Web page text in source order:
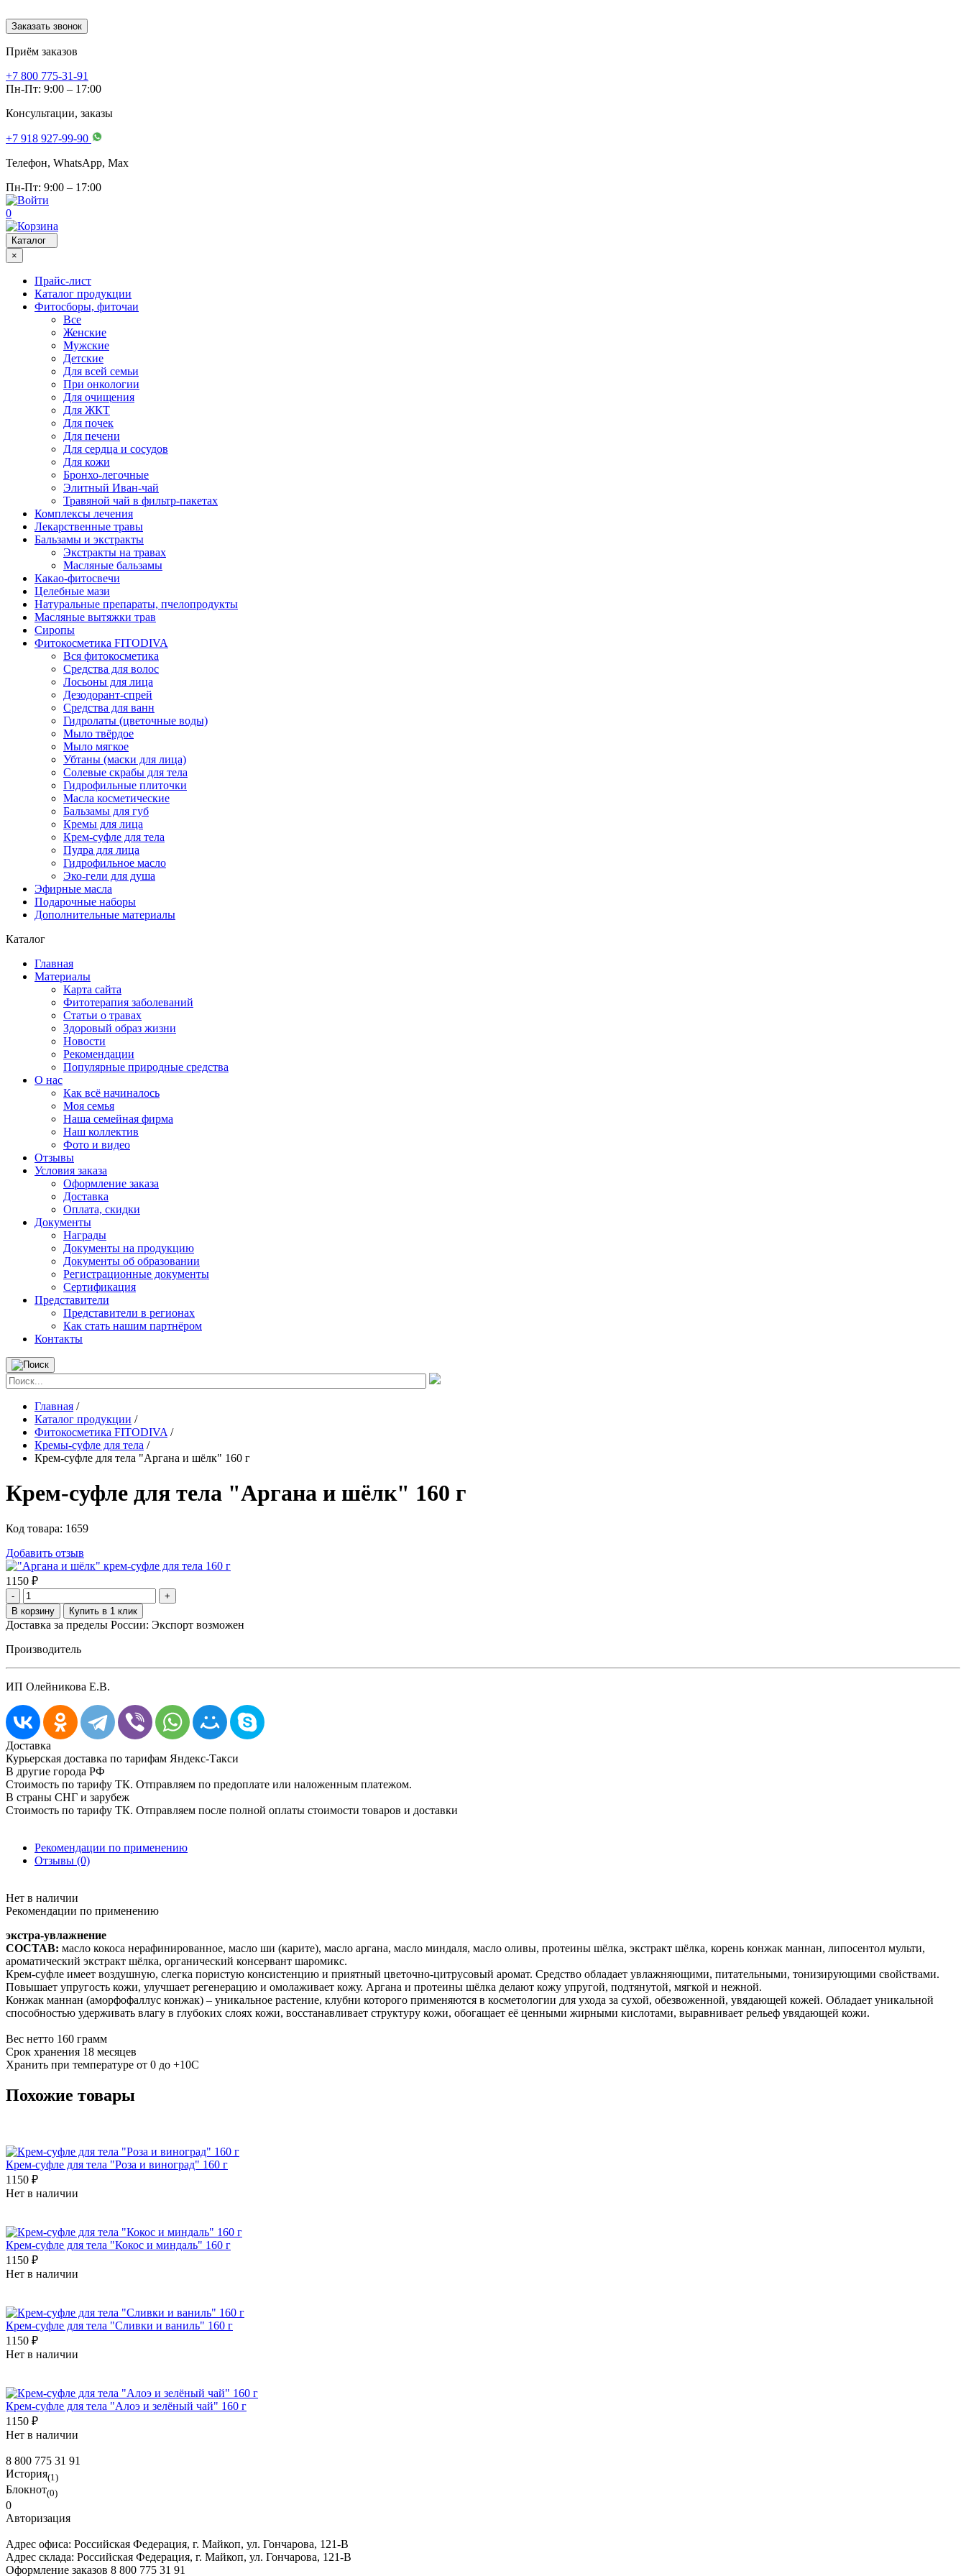
Заказать звонок
Приём заказов
+7 800 775-31-91
Пн-Пт: 9:00 – 17:00
Консультации, заказы
+7 918 927-99-90
Телефон, WhatsApp, Мах
Пн-Пт: 9:00 – 17:00
0
Каталог
×
Прайс-лист
Каталог продукции
Фитосборы, фиточаи
Все
Женские
Мужские
Детские
Для всей семьи
При онкологии
Для очищения
Для ЖКТ
Для почек
Для печени
Для сердца и сосудов
Для кожи
Бронхо-легочные
Элитный Иван-чай
Травяной чай в фильтр-пакетах
Комплексы лечения
Лекарственные травы
Бальзамы и экстракты
Экстракты на травах
Масляные бальзамы
Какао-фитосвечи
Целебные мази
Натуральные препараты, пчелопродукты
Масляные вытяжки трав
Сиропы
Фитокосметика FITODIVA
Вся фитокосметика
Средства для волос
Лосьоны для лица
Дезодорант-спрей
Средства для ванн
Гидролаты (цветочные воды)
Мыло твёрдое
Мыло мягкое
Убтаны (маски для лица)
Солевые скрабы для тела
Гидрофильные плиточки
Масла косметические
Бальзамы для губ
Кремы для лица
Крем-суфле для тела
Пудра для лица
Гидрофильное масло
Эко-гели для душа
Эфирные масла
Подарочные наборы
Дополнительные материалы
Каталог
Главная
Материалы
Карта сайта
Фитотерапия заболеваний
Статьи о травах
Здоровый образ жизни
Новости
Рекомендации
Популярные природные средства
О нас
Как всё начиналось
Моя семья
Наша семейная фирма
Наш коллектив
Фото и видео
Отзывы
Условия заказа
Оформление заказа
Доставка
Оплата, скидки
Документы
Награды
Документы на продукцию
Документы об образовании
Регистрационные документы
Сертификация
Представители
Представители в регионах
Как стать нашим партнёром
Контакты
Главная /
Каталог продукции /
Фитокосметика FITODIVA /
Кремы-суфле для тела /
Крем-суфле для тела "Аргана и шёлк" 160 г
Крем-суфле для тела "Аргана и шёлк" 160 г
Код товара: 1659
Добавить отзыв
1150 ₽
- +
Доставка за пределы России: Экспорт возможен
Производитель
ИП Олейникова Е.В.
Доставка
Курьерская доставка по тарифам Яндекс-Такси
В другие города РФ
Стоимость по тарифу ТК. Отправляем по предоплате или наложенным платежом.
В страны СНГ и зарубеж
Стоимость по тарифу ТК. Отправляем после полной оплаты стоимости товаров и доставки
Рекомендации по применению
Отзывы (0)
Нет в наличии
Рекомендации по применению
экстра-увлажнение
СОСТАВ: масло кокоса нерафинированное, масло ши (карите), масло аргана, масло миндаля, масло оливы, протеины шёлка, экстракт шёлка, корень конжак маннан, липосентол мульти,
ароматический экстракт шёлка, органический консервант шаромикс.
Крем-суфле имеет воздушную, слегка пористую консистенцию и приятный цветочно-цитрусовый аромат. Средство обладает увлажняющими, питательными, тонизирующими свойствами.
Повышает упругость кожи, улучшает регенерацию и омолаживает кожу. Аргана и протеины шёлка делают кожу упругой, подтянутой, мягкой и нежной.
Конжак маннан (аморфофаллус конжак) – уникальное растение, клубни которого применяются в косметологии для ухода за сухой, обезвоженной, увядающей кожей. Обладает уникальной
способностью удерживать влагу в глубоких слоях кожи, восстанавливает структуру кожи, обогащает её ценными жирными кислотами, выравнивает рельеф увядающей кожи.
Вес нетто 160 грамм
Срок хранения 18 месяцев
Хранить при температуре от 0 до +10С
Похожие товары
Крем-суфле для тела "Роза и виноград" 160 г
1150 ₽
Нет в наличии
Крем-суфле для тела "Кокос и миндаль" 160 г
1150 ₽
Нет в наличии
Крем-суфле для тела "Сливки и ваниль" 160 г
1150 ₽
Нет в наличии
Крем-суфле для тела "Алоэ и зелёный чай" 160 г
1150 ₽
Нет в наличии
8 800 775 31 91
История(1)
Блокнот(0)
0
Авторизация
Адрес офиса: Российская Федерация, г. Майкоп, ул. Гончарова, 121-В
Адрес склада: Российская Федерация, г. Майкоп, ул. Гончарова, 121-В
Оформление заказов 8 800 775 31 91